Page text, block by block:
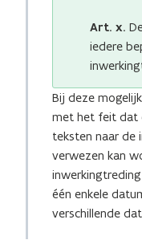
Art. x.
iedere
Bij deze
met het feit dat
teksten naar de
verwezen kan
één enkele
verschillende